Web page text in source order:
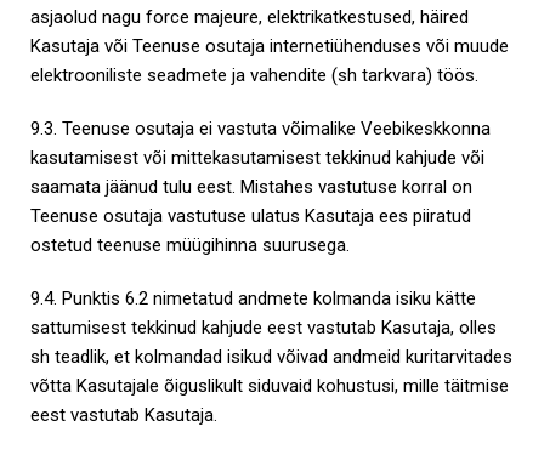
asjaolud nagu force majeure, elektrikatkestused, häired
Kasutaja või Teenuse osutaja internetiühenduses või muude
elektrooniliste seadmete ja vahendite (sh tarkvara) töös.
9.3. Teenuse osutaja ei vastuta võimalike Veebikeskkonna
kasutamisest või mittekasutamisest tekkinud kahjude või
saamata jäänud tulu eest. Mistahes vastutuse korral on
Teenuse osutaja vastutuse ulatus Kasutaja ees piiratud
ostetud teenuse müügihinna suurusega.
9.4. Punktis 6.2 nimetatud andmete kolmanda isiku kätte
sattumisest tekkinud kahjude eest vastutab Kasutaja, olles
sh teadlik, et kolmandad isikud võivad andmeid kuritarvitades
võtta Kasutajale õiguslikult siduvaid kohustusi, mille täitmise
eest vastutab Kasutaja.